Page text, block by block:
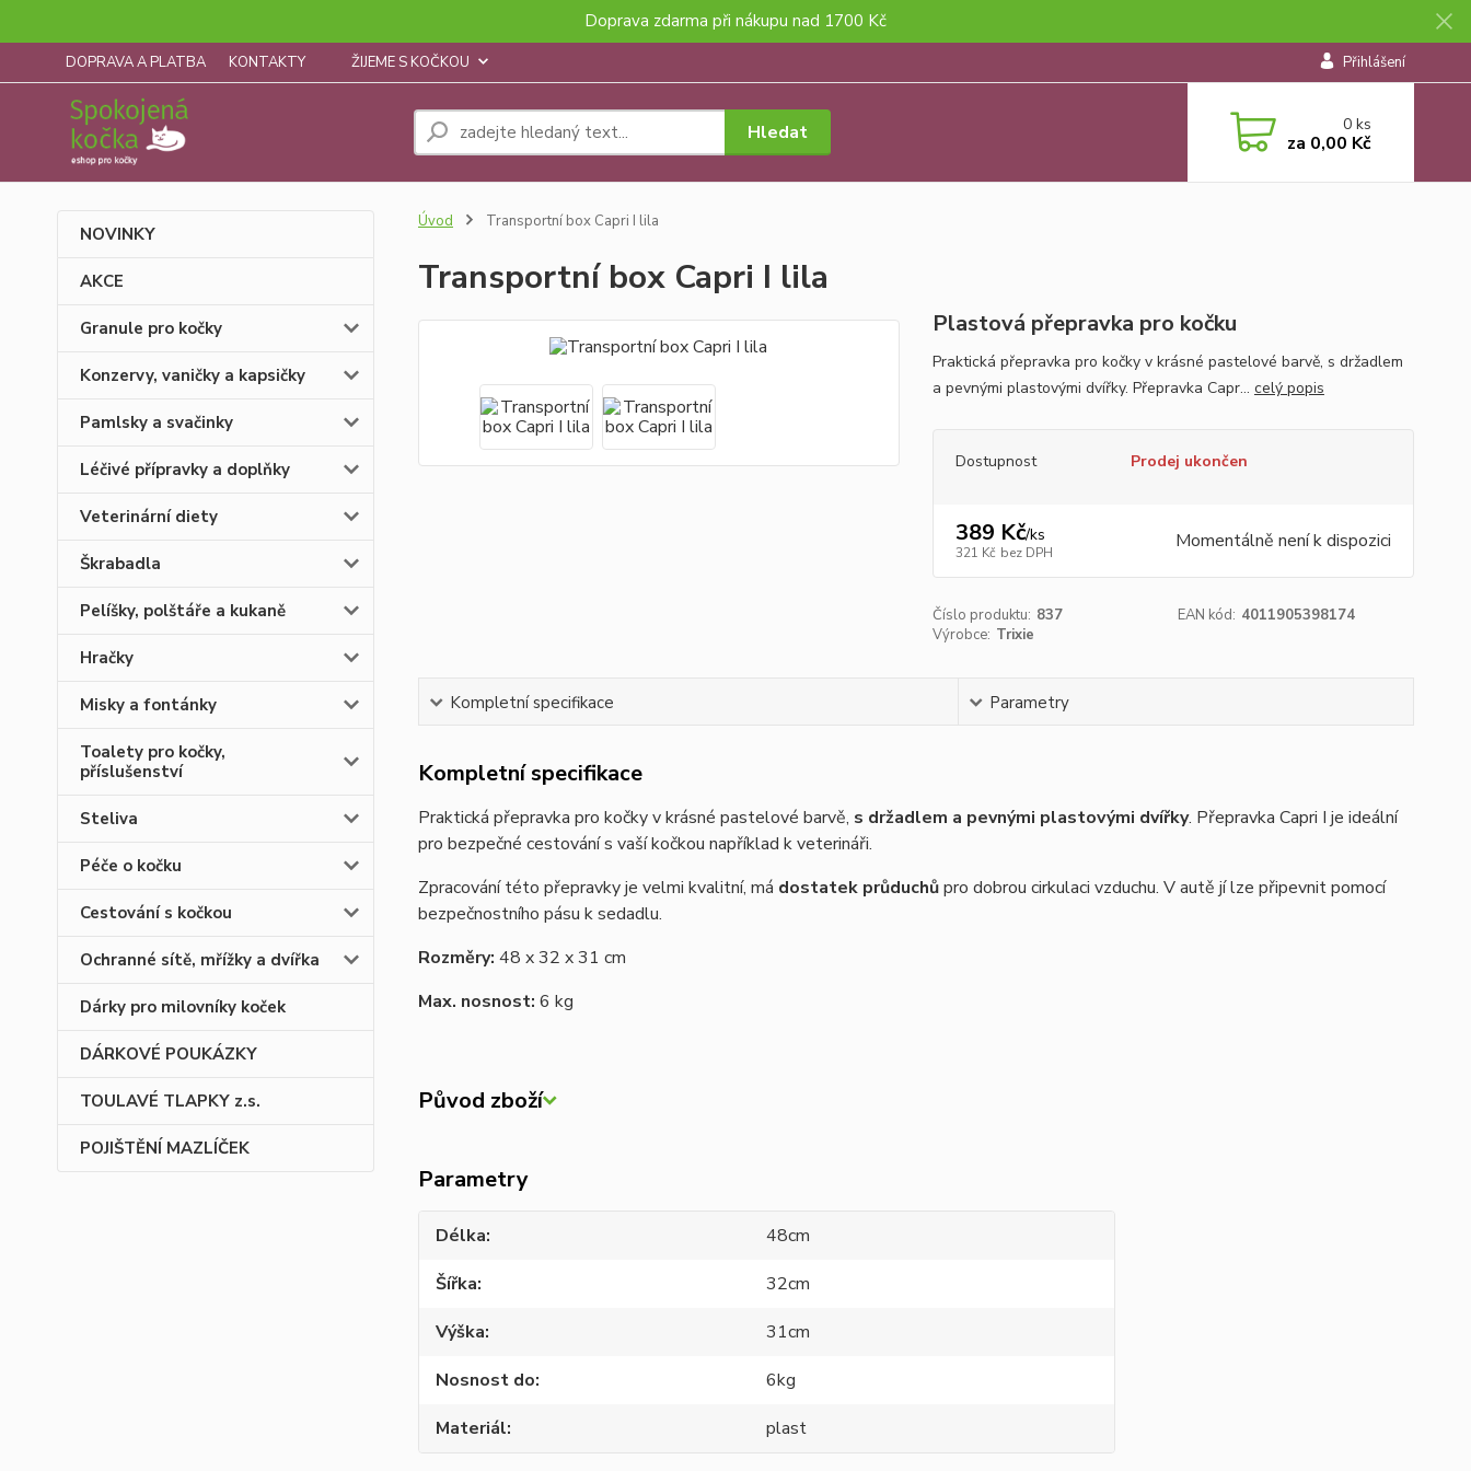
Doprava zdarma při nákupu nad 1700 Kč
DOPRAVA A PLATBA KONTAKTY ŽIJEME S KOČKOU Přihlášení
Hledat 0ks
za 0,00 Kč
NOVINKY
AKCE
Granule pro kočky
Konzervy, vaničky a kapsičky
Pamlsky a svačinky
Léčivé přípravky a doplňky
Veterinární diety
Škrabadla
Pelíšky, polštáře a kukaně
Hračky
Misky a fontánky
Toalety pro kočky,
příslušenství
Steliva
Péče o kočku
Cestování s kočkou
Ochranné sítě, mřížky a dvířka
Dárky pro milovníky koček
DÁRKOVÉ POUKÁZKY
TOULAVÉ TLAPKY z.s.
POJIŠTĚNÍ MAZLÍČEK
Úvod Transportní box Capri I lila
Transportní box Capri I lila
Plastová přepravka pro kočku
Praktická přepravka pro kočky v krásné pastelové barvě, s držadlem
a pevnými plastovými dvířky. Přepravka Capr... celý popis
Dostupnost Prodej ukončen
389 Kč/ks
321 Kč bez DPH Momentálně není k dispozici
Číslo produktu: 837 EAN kód: 4011905398174
Výrobce: Trixie
Kompletní specifikace Parametry
Kompletní specifikace
Praktická přepravka pro kočky v krásné pastelové barvě, s držadlem a pevnými plastovými dvířky. Přepravka Capri I je ideální
pro bezpečné cestování s vaší kočkou například k veterináři.
Zpracování této přepravky je velmi kvalitní, má dostatek průduchůpro dobrou cirkulaci vzduchu. V autě jí lze připevnit pomocí
bezpečnostního pásu k sedadlu.
Rozměry: 48 x 32 x 31 cm
Max. nosnost: 6 kg
Původ zboží
Parametry
Délka
48cm
Šířka
32cm
Výška
31cm
Nosnost do
6kg
Materiál
plast